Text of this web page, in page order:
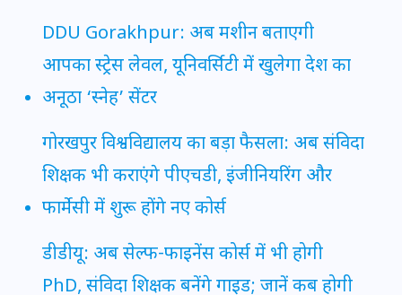
DDU Gorakhpur: अब मशीन बताएगी
आपका स्ट्रेस लेवल, यूनिवर्सिटी में खुलेगा देश का
अनूठा ‘स्नेह’ सेंटर
गोरखपुर विश्वविद्यालय का बड़ा फैसला: अब संविदा
शिक्षक भी कराएंगे पीएचडी, इंजीनियरिंग और
फार्मेसी में शुरू होंगे नए कोर्स
डीडीयू: अब सेल्फ-फाइनेंस कोर्स में भी होगी
PhD, संविदा शिक्षक बनेंगे गाइड; जानें कब होगी